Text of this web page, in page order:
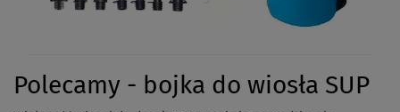
Polecamy - bojka do wiosła SUP